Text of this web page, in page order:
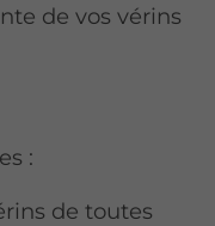
de vos vérins
:
de toutes